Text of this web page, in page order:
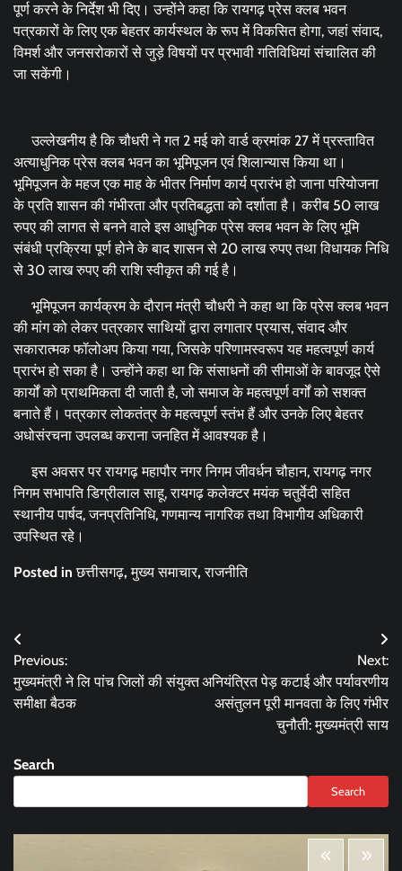
पूर्ण करने के निर्देश भी दिए। उन्होंने कहा कि रायगढ़ प्रेस क्लब भवन
पत्रकारों के लिए एक बेहतर कार्यस्थल के रूप में विकसित होगा, जहां संवाद,
विमर्श और जनसरोकारों से जुड़े विषयों पर प्रभावी गतिविधियां संचालित की
जा सकेंगी।
उल्लेखनीय है कि चौधरी ने गत 2 मई को वार्ड क्रमांक 27 में प्रस्तावित
अत्याधुनिक प्रेस क्लब भवन का भूमिपूजन एवं शिलान्यास किया था।
भूमिपूजन के महज एक माह के भीतर निर्माण कार्य प्रारंभ हो जाना परियोजना
के प्रति शासन की गंभीरता और प्रतिबद्धता को दर्शाता है। करीब 50 लाख
रुपए की लागत से बनने वाले इस आधुनिक प्रेस क्लब भवन के लिए भूमि
संबंधी प्रक्रिया पूर्ण होने के बाद शासन से 20 लाख रुपए तथा विधायक निधि
से 30 लाख रुपए की राशि स्वीकृत की गई है।
भूमिपूजन कार्यक्रम के दौरान मंत्री चौधरी ने कहा था कि प्रेस क्लब भवन
की मांग को लेकर पत्रकार साथियों द्वारा लगातार प्रयास, संवाद और
सकारात्मक फॉलोअप किया गया, जिसके परिणामस्वरूप यह महत्वपूर्ण कार्य
प्रारंभ हो सका है। उन्होंने कहा था कि संसाधनों की सीमाओं के बावजूद ऐसे
कार्यों को प्राथमिकता दी जाती है, जो समाज के महत्वपूर्ण वर्गों को सशक्त
बनाते हैं। पत्रकार लोकतंत्र के महत्वपूर्ण स्तंभ हैं और उनके लिए बेहतर
अधोसंरचना उपलब्ध कराना जनहित में आवश्यक है।
इस अवसर पर रायगढ़ महापौर नगर निगम जीवर्धन चौहान, रायगढ़ नगर
निगम सभापति डिग्रीलाल साहू, रायगढ़ कलेक्टर मयंक चतुर्वेदी सहित
स्थानीय पार्षद, जनप्रतिनिधि, गणमान्य नागरिक तथा विभागीय अधिकारी
उपस्थित रहे।
Posted inछत्तीसगढ़,मुख्य समाचार,राजनीति
Post
navigation
Previous:
मुख्यमंत्री ने लि पांच जिलों की संयुक्त
समीक्षा बैठक
Next:
अनियंत्रित पेड़ कटाई और पर्यावरणीय
असंतुलन पूरी मानवता के लिए गंभीर
चुनौती: मुख्यमंत्री साय
Search
Search